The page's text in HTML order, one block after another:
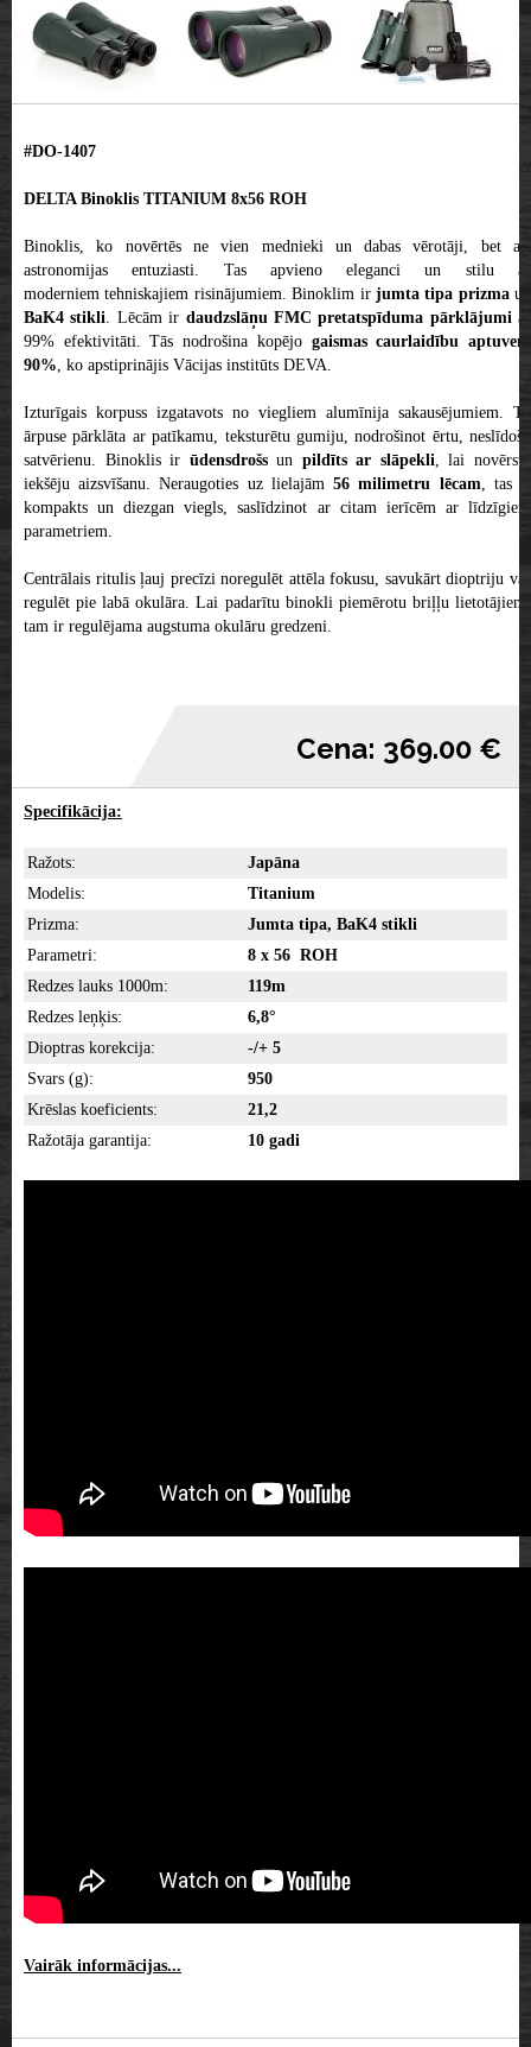
#DO-1407
DELTA Binoklis TITANIUM 8x56 ROH
Binoklis, ko novērtēs ne vien mednieki un dabas vērotāji, bet arī
astronomijas entuziasti. Tas apvieno eleganci un stilu ar
moderniem tehniskajiem risinājumiem. Binoklim ir jumta tipa prizmaun
BaK4 stikli . Lēcām ir daudzslāņu FMC pretatspīduma pārklājumi ar
99% efektivitāti. Tās nodrošina kopējo gaismas caurlaidību aptuveni
90% , ko apstiprinājis Vācijas institūts DEVA.
Izturīgais korpuss izgatavots no viegliem alumīnija sakausējumiem. Tā
ārpuse pārklāta ar patīkamu, teksturētu gumiju, nodrošinot ērtu, neslīdošu
satvērienu. Binoklis ir ūdensdrošsun pildīts ar slāpekli , lai novērstu
iekšēju aizsvīšanu. Neraugoties uz lielajām56 milimetru lēcam , tas ir
kompakts un diezgan viegls, saslīdzinot ar citam ierīcēm ar līdzīgiem
parametriem.
Centrālais ritulis ļauj precīzi noregulēt attēla fokusu, savukārt dioptriju var
regulēt pie labā okulāra. Lai padarītu binokli piemērotu briļļu lietotājiem,
tam ir regulējama augstuma okulāru gredzeni.
Cena: 369.00 €
Specifikācija:
Ražots:
Japāna
Modelis:
Titanium
Prizma:
Jumta tipa, BaK4 stikli
Parametri:
8 x 56 ROH
Redzes lauks 1000m:
119m
Redzes leņķis:
6,8°
Dioptras korekcija:
-/+ 5
Svars (g):
950
Krēslas koeficients:
21,2
Ražotāja garantija:
10 gadi
Vairāk informācijas...